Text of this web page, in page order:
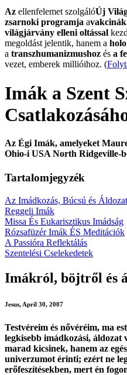
Az ellenfelemet szolgálóÚj
zsarnoki programja avakcinák
világjárvány elleni oltással
megoldást jelentik, hanem a
a transzhumanizmushoz és a
vezet, emberek millióihoz. (
Imák a Szent
Az Égi Imák, amelyeket
Ohio-i USA North Ridgeville-
Tartalomjegyzék
Az Imádkozás, Búcsú és
Reggeli Imák
Missa És Eukarisztikus Imádság
Rózsafüzér Imák ÉS Meditációk
A Passióra Reflektálás
Szentelési Cselekedetek
Imákról, böjtről és
Jesus, April 30, 2007
Testvéreim és nővéréim, ma
legkisebb imádkozási, áldozat
marad kicsinek, hanem az
univerzumot érinti; ezért ne
erőfeszítésekben, mert én